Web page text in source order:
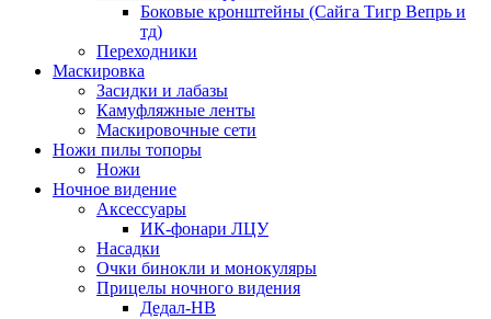
Боковые кронштейны (Сайга Тигр Вепрь и
тд)
Переходники
Маскировка
Засидки и лабазы
Камуфляжные ленты
Маскировочные сети
Ножи пилы топоры
Ножи
Ночное видение
Аксессуары
ИК-фонари ЛЦУ
Насадки
Очки бинокли и монокуляры
Прицелы ночного видения
Дедал-НВ